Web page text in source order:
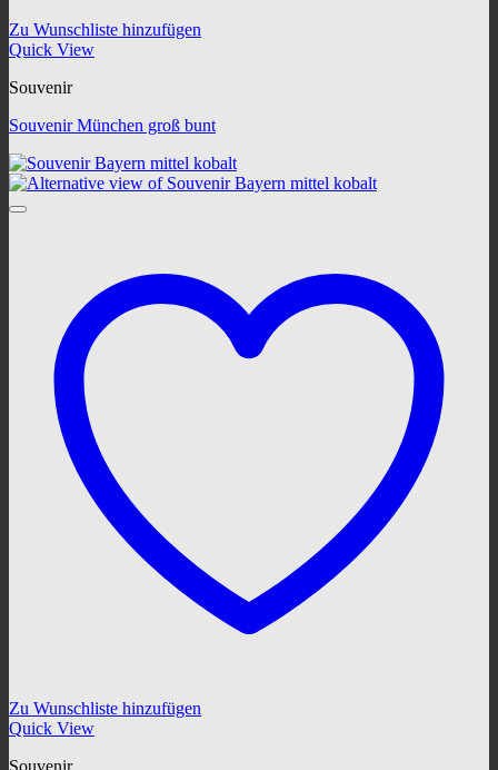
Zu Wunschliste hinzufügen
Quick View
Souvenir
Souvenir München groß bunt
Zu Wunschliste hinzufügen
Quick View